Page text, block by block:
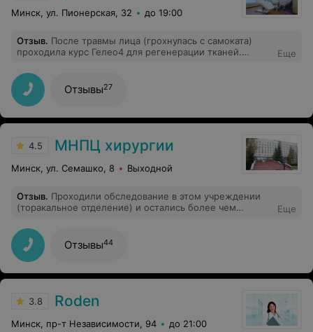
Минск, ул. Пионерская, 32 до 19:00
Отзыв. После травмы лица (грохнулась с самоката)
проходила курс Гелео4 для регенерации тканей.
После такого успешного эксперимента думаю и для
лица сделать себе процедуры
Еще
Отзывы27
4.5 МНПЦ хирургии
Минск, ул. Семашко, 8 Выходной
Отзыв. Проходили обследование в этом учреждении
(торакальное отделение) и остались более чем
Игоревичу. Все было организовано от начала и до
конца. Роман Игоревич все объяснил, рассказал,
ответил на все вопросы и даже нарисовал то, что было
не понятно. Ответственный, внимательней и
доброжелательный. С первых слов заслужил доверия.
о результатах обследования, спросить о состоянии
здоровья, все обсуждалось без агрессии,
доброжелательно, профессио. Сожалеем, что не
Еще
Отзывы44
3.8 Roden
Минск, пр-т Независимости, 94 до 21:00